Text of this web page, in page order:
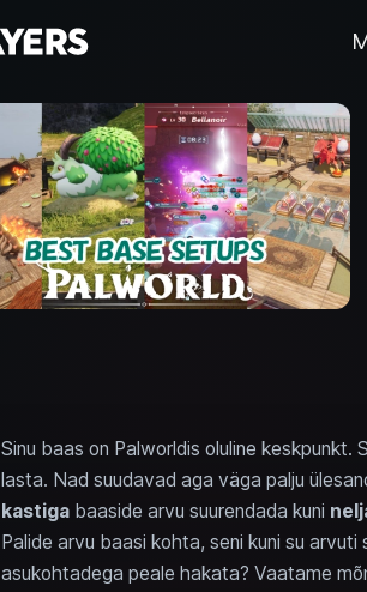
Sinu baas on Palworldis oluline
lasta. Nad suudavad aga väga palju
kastigabaaside arvu suurendada kuni
Palide arvu baasi kohta, seni kuni su arvuti
asukohtadega peale hakata? Vaatame